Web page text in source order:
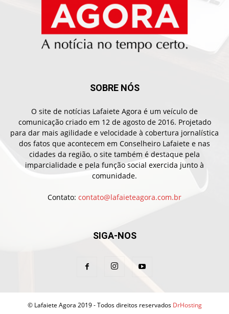
SOBRE NÓS
O site de notícias Lafaiete Agora é um veículo de
comunicação criado em 12 de agosto de 2016. Projetado
para dar mais agilidade e velocidade à cobertura jornalística
dos fatos que acontecem em Conselheiro Lafaiete e nas
cidades da região, o site também é destaque pela
imparcialidade e pela função social exercida junto à
comunidade.
Contato: contato@lafaieteagora.com.br
SIGA-NOS
© Lafaiete Agora 2019 - Todos direitos reservados DrHosting